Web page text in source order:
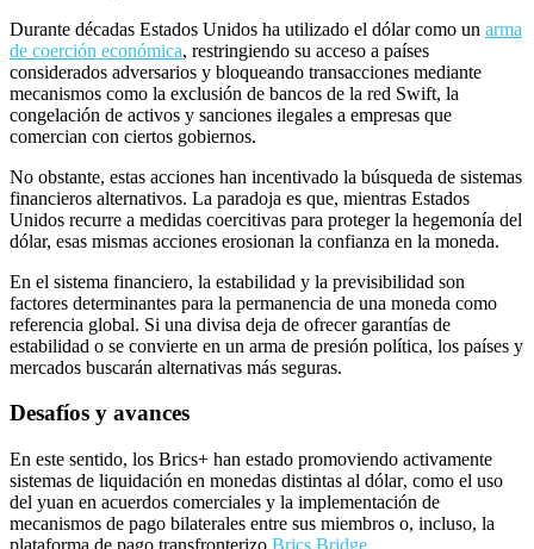
Durante décadas Estados Unidos ha utilizado el dólar como un arma
de coerción económica, restringiendo su acceso a países
considerados adversarios y bloqueando transacciones mediante
mecanismos como la exclusión de bancos de la red Swift, la
congelación de activos y sanciones ilegales a empresas que
comercian con ciertos gobiernos.
No obstante, estas acciones han incentivado la búsqueda de sistemas
financieros alternativos. La paradoja es que, mientras Estados
Unidos recurre a medidas coercitivas para proteger la hegemonía del
dólar, esas mismas acciones erosionan la confianza en la moneda.
En el sistema financiero, la estabilidad y la previsibilidad son
factores determinantes para la permanencia de una moneda como
referencia global. Si una divisa deja de ofrecer garantías de
estabilidad o se convierte en un arma de presión política, los países y
mercados buscarán alternativas más seguras.
Desafíos y avances
En este sentido, los Brics+ han estado promoviendo activamente
sistemas de liquidación en monedas distintas al dólar, como el uso
del yuan en acuerdos comerciales y la implementación de
mecanismos de pago bilaterales entre sus miembros o, incluso, la
plataforma de pago transfronterizo Brics Bridge